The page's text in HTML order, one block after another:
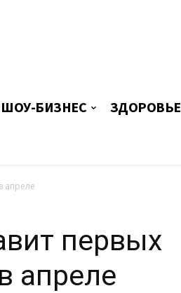
ШОУ-БИЗНЕС ЗДОРОВЬЕ
апреле
первых
апреле